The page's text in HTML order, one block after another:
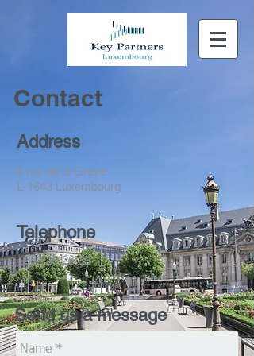
Contact
Address
8 rue de la Grève
L-1643 Luxembourg
Telephone
+352 28 26 39
Send us a message